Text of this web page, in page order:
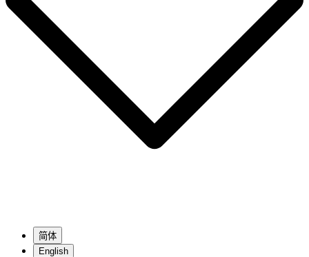
简体
English